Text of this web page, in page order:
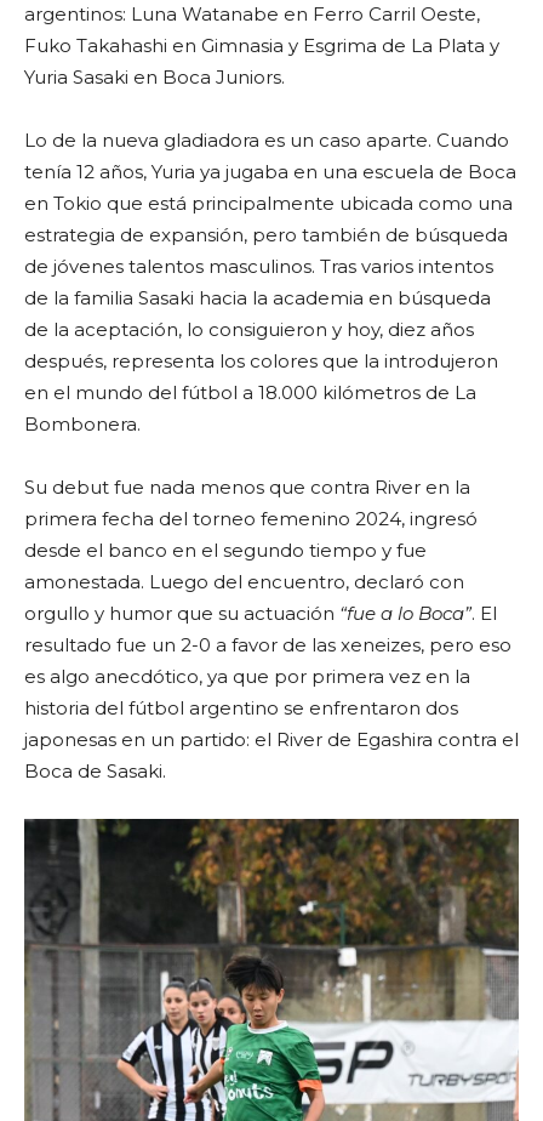
argentinos: Luna Watanabe en Ferro Carril Oeste,
Fuko Takahashi en Gimnasia y Esgrima de La Plata y
Yuria Sasaki en Boca Juniors.
Lo de la nueva gladiadora es un caso aparte. Cuando
tenía 12 años, Yuria ya jugaba en una escuela de Boca
en Tokio que está principalmente ubicada como una
estrategia de expansión, pero también de búsqueda
de jóvenes talentos masculinos. Tras varios intentos
de la familia Sasaki hacia la academia en búsqueda
de la aceptación, lo consiguieron y hoy, diez años
después, representa los colores que la introdujeron
en el mundo del fútbol a 18.000 kilómetros de La
Bombonera.
Su debut fue nada menos que contra River en la
primera fecha del torneo femenino 2024, ingresó
desde el banco en el segundo tiempo y fue
amonestada. Luego del encuentro, declaró con
orgullo y humor que su actuación “fue a lo Boca”. El
resultado fue un 2-0 a favor de las xeneizes, pero eso
es algo anecdótico, ya que por primera vez en la
historia del fútbol argentino se enfrentaron dos
japonesas en un partido: el River de Egashira contra el
Boca de Sasaki.